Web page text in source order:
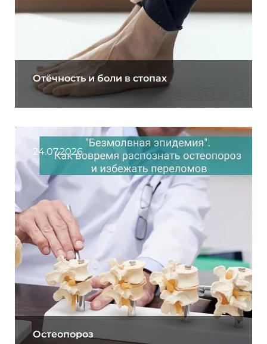
Отёчность и боли в стопах
24.07.2026
Остеопороз